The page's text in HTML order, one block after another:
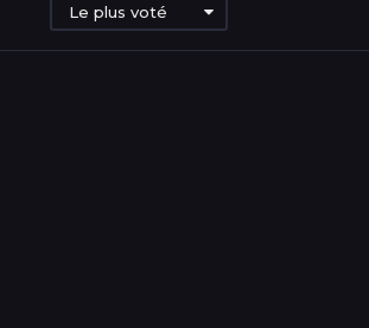
Le plus voté